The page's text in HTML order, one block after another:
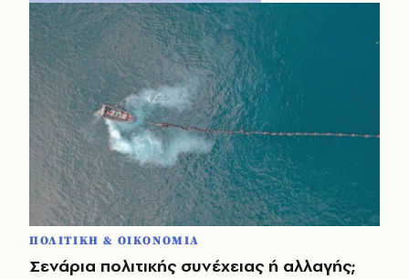
ΠΟΛΙΤΙΚΗ & ΟΙΚΟΝΟΜΙΑ
Σενάρια πολιτικής συνέχειας ή αλλαγής;